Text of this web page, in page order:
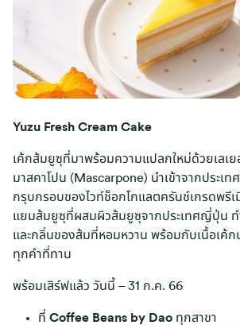
Yuzu Fresh Cream Cake
เค้กส้มยูซุที่มาพร้อมความแปลกใหม่ด้วยเลเ
มาสคาโปน (Mascarpone) นำเข้าจากประเ
กรุบกรอบของไวท์ช็อกโกแลตครันช์เกรดพรี
แยมส้มยูซุที่ผสมผิวส้มยูซุจากประเทศญี่ปุ่น ท
และกลิ่นของส้มที่หอมหวาน พร้อมกับเนื้อเค้ก
ทุกคำที่ทาน
พร้อมเสิร์ฟแล้ว วันนี้ – 31 ก.ค. 66
ที่ Coffee Beans by Dao ทุกสาขา